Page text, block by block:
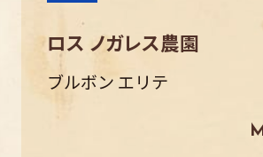
ロス ノガレス農園
ブルボン エリテ